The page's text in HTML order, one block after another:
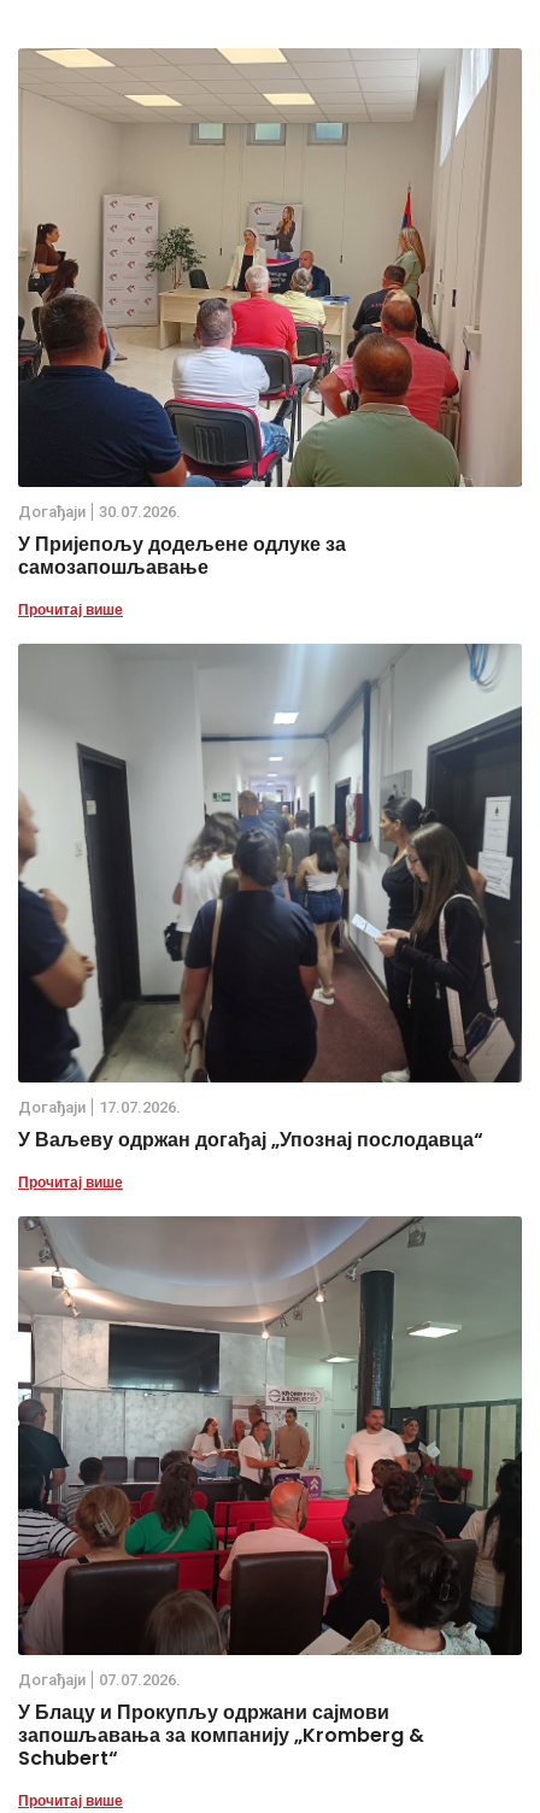
Дoгађаjи 30.07.2026.
У Пријепољу додељене одлуке за
самозапошљавање
Прочитај више
Дoгађаjи 17.07.2026.
У Ваљеву одржан догађај „Упознај послодавца“
Прочитај више
Дoгађаjи 07.07.2026.
У Блацу и Прокупљу одржани сајмови
запошљавања за компанију „Kromberg &
Schubert“
Прочитај више